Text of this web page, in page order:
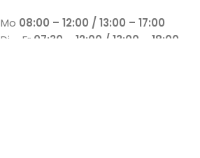
Mo 08:00 – 12:00 / 13:00 – 17:00
Di – Fr 07:30 – 12:00 / 13:00 – 18:00